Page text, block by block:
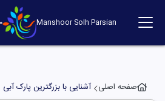
Manshoor Solh Parsian
صفحه اصلی آشنایی با بزرگترین پارک